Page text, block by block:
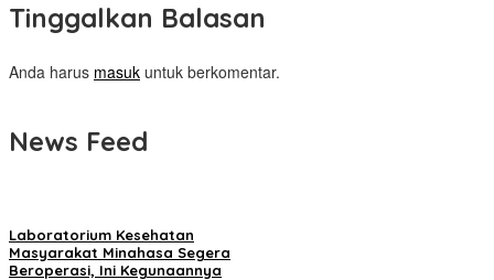
Tinggalkan Balasan
Anda harus masuk untuk berkomentar.
News Feed
Laboratorium Kesehatan
Masyarakat Minahasa Segera
Beroperasi, Ini Kegunaannya